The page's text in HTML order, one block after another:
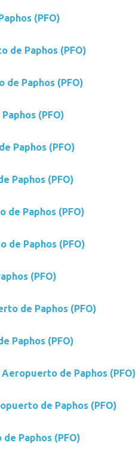
(PFO)
de Paphos (PFO)
Paphos (PFO)
(PFO)
Paphos (PFO)
Paphos (PFO)
de Paphos (PFO)
de Paphos (PFO)
(PFO)
de Paphos (PFO)
Paphos (PFO)
de Paphos (PFO)
de Paphos (PFO)
Paphos (PFO)